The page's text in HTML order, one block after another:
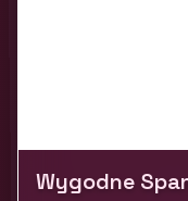
Wygodne